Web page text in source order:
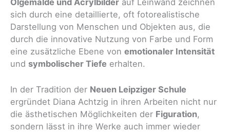
sich durch eine detaillierte, oft fotorealistische
Darstellung von Menschen und Objekten aus, die
durch die innovative Nutzung von Farbe und Form
eine zusätzliche Ebene von emotionaler Intensität
und symbolischer Tiefe erhalten.
In der Tradition der Neuen Leipziger Schule
ergründet Diana Achtzig in ihren Arbeiten nicht nur
die ästhetischen Möglichkeiten der Figuration,
sondern lässt in ihre Werke auch immer wieder